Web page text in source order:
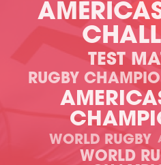
TEST
RUGBY
WORLD RUGBY
WORLD